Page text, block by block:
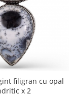
filigran cu opal
x 2